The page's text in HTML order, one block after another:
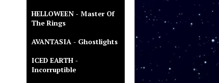
HELLOWEEN - Master Of
The Rings
AVANTASIA - Ghostlights
ICED EARTH -
Incorruptible